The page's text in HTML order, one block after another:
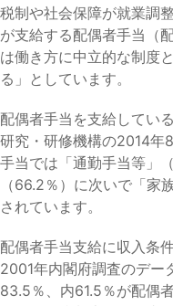
税制や社会保障が就業調
が支給する配偶者手当（
は働き方に中立的な制度
る」としています。
配偶者手当を支給してい
研究・研修機構の2014年
手当では「通勤手当等」
（66.2％）に次いで「家
されています。
配偶者手当支給に収入条
2001年内閣府調査のデー
83.5％、内61.5％が配偶